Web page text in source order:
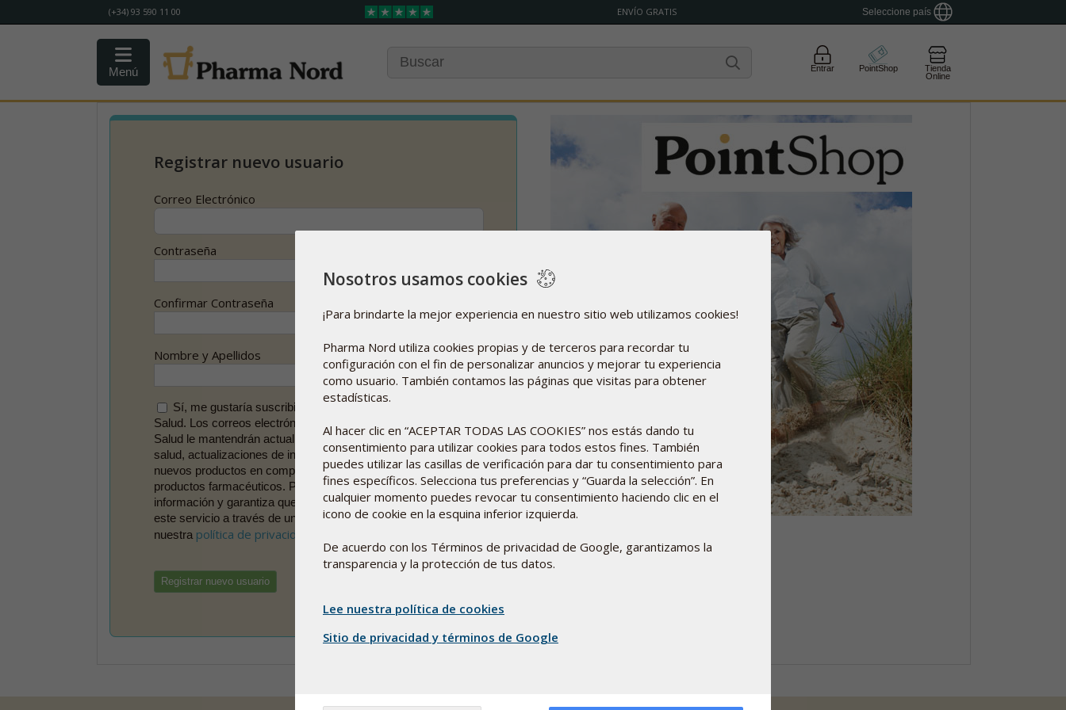
(+34) 93 590 11 00 ENVÍO GRATIS Seleccione país
Menú Entrar PointShop
Tienda
Online
Registrar nuevo usuario
Correo Electrónico
Contraseña
Confirmar Contraseña
Nombre y Apellidos
Sí, me gustaría suscribirme a Pharma Nord Noticias de
Salud. Los correos electrónicos de Pharma Nord Noticias de
Salud le mantendrán actualizado con respecto a noticias de
salud, actualizaciones de investigación y desarrollo de
nuevos productos en complementos nutricionales y
productos farmacéuticos. Pharma Nord protege su
información y garantiza que siempre puede darse de baja de
este servicio a través de un enlace en el boletín. Lea más en
nuestra política de privacidad
Nosotros usamos cookies
¡Para brindarte la mejor experiencia en nuestro sitio web utilizamos cookies!
Pharma Nord utiliza cookies propias y de terceros para recordar tu
configuración con el fin de personalizar anuncios y mejorar tu experiencia
como usuario. También contamos las páginas que visitas para obtener
estadísticas.
Al hacer clic en “ACEPTAR TODAS LAS COOKIES” nos estás dando tu
consentimiento para utilizar cookies para todos estos fines. También
puedes utilizar las casillas de verificación para dar tu consentimiento para
fines específicos. Selecciona tus preferencias y “Guarda la selección”. En
cualquier momento puedes revocar tu consentimiento haciendo clic en el
icono de cookie en la esquina inferior izquierda.
De acuerdo con los Términos de privacidad de Google, garantizamos la
transparencia y la protección de tus datos.
Lee nuestra política de cookies
Sitio de privacidad y términos de Google